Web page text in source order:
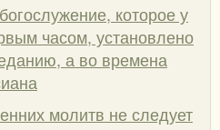
которое у
часом, установлено
а во времена
молитв не следует